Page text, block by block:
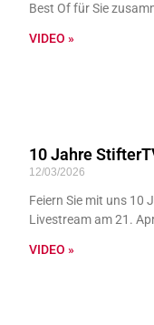
Best Of für Sie
VIDEO »
10 Jahre
12/03/2026
Feiern Sie mit uns 10
Livestream am 21.
VIDEO »